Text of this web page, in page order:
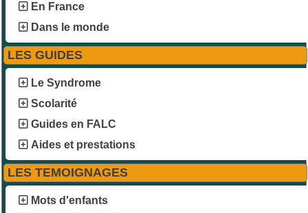
En France
Dans le monde
LES GUIDES
Le Syndrome
Scolarité
Guides en FALC
Aides et prestations
LES TEMOIGNAGES
Mots d'enfants